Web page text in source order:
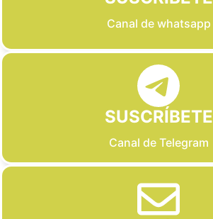
Canal de whatsapp
SUSCRÍBETE
Canal de Telegram